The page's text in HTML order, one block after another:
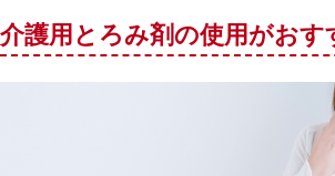
介護用とろみ剤の使用がおす